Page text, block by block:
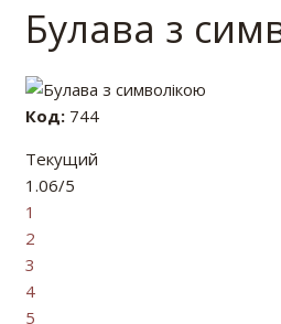
Булава з
Код:744
Текущий
1.06/5
1
2
3
4
5